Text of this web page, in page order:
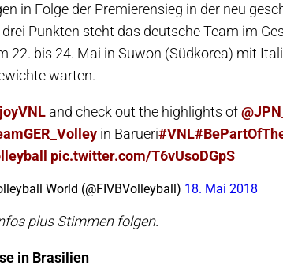
in Folge der Premierensieg in der neu
Punkten steht das deutsche Team im
22. bis 24. Mai in Suwon (Südkorea) mit
warten.
and check out the highlights of
in Barueri#VNL
pic.twitter.com/T6vUsoDGpS
World (@FIVBVolleyball) 18. Mai 2018
plus Stimmen folgen.
in Brasilien